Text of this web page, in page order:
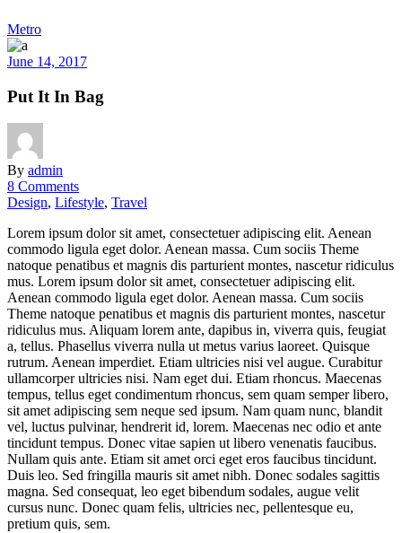
Metro
June 14, 2017
Put It In Bag
By admin
8 Comments
Design, Lifestyle, Travel
Lorem ipsum dolor sit amet, consectetuer adipiscing elit. Aenean
commodo ligula eget dolor. Aenean massa. Cum sociis Theme
natoque penatibus et magnis dis parturient montes, nascetur ridiculus
mus. Lorem ipsum dolor sit amet, consectetuer adipiscing elit.
Aenean commodo ligula eget dolor. Aenean massa. Cum sociis
Theme natoque penatibus et magnis dis parturient montes, nascetur
ridiculus mus. Aliquam lorem ante, dapibus in, viverra quis, feugiat
a, tellus. Phasellus viverra nulla ut metus varius laoreet. Quisque
rutrum. Aenean imperdiet. Etiam ultricies nisi vel augue. Curabitur
ullamcorper ultricies nisi. Nam eget dui. Etiam rhoncus. Maecenas
tempus, tellus eget condimentum rhoncus, sem quam semper libero,
sit amet adipiscing sem neque sed ipsum. Nam quam nunc, blandit
vel, luctus pulvinar, hendrerit id, lorem. Maecenas nec odio et ante
tincidunt tempus. Donec vitae sapien ut libero venenatis faucibus.
Nullam quis ante. Etiam sit amet orci eget eros faucibus tincidunt.
Duis leo. Sed fringilla mauris sit amet nibh. Donec sodales sagittis
magna. Sed consequat, leo eget bibendum sodales, augue velit
cursus nunc. Donec quam felis, ultricies nec, pellentesque eu,
pretium quis, sem.